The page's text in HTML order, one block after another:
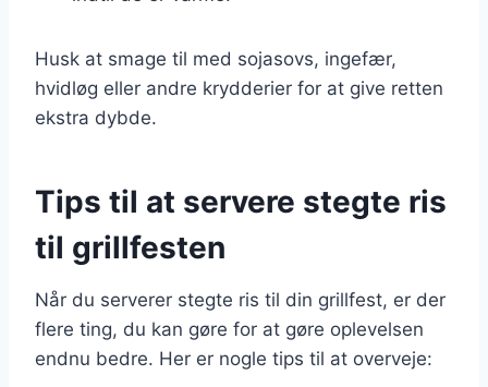
Husk at smage til med sojasovs, ingefær,
hvidløg eller andre krydderier for at give retten
ekstra dybde.
Tips til at servere stegte ris
til grillfesten
Når du serverer stegte ris til din grillfest, er der
flere ting, du kan gøre for at gøre oplevelsen
endnu bedre. Her er nogle tips til at overveje: